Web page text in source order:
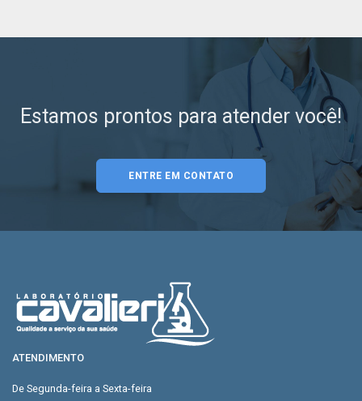
Estamos prontos para atender você!
ENTRE EM CONTATO
ATENDIMENTO
De Segunda-feira a Sexta-feira